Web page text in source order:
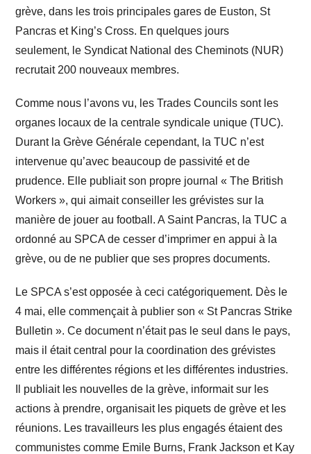
grève, dans les trois principales gares de Euston, St
Pancras et King’s Cross. En quelques jours
seulement, le Syndicat National des Cheminots (NUR)
recrutait 200 nouveaux membres.
Comme nous l’avons vu, les Trades Councils sont les
organes locaux de la centrale syndicale unique (TUC).
Durant la Grève Générale cependant, la TUC n’est
intervenue qu’avec beaucoup de passivité et de
prudence. Elle publiait son propre journal « The British
Workers », qui aimait conseiller les grévistes sur la
manière de jouer au football. A Saint Pancras, la TUC a
ordonné au SPCA de cesser d’imprimer en appui à la
grève, ou de ne publier que ses propres documents.
Le SPCA s’est opposée à ceci catégoriquement. Dès le
4 mai, elle commençait à publier son « St Pancras Strike
Bulletin ». Ce document n’était pas le seul dans le pays,
mais il était central pour la coordination des grévistes
entre les différentes régions et les différentes industries.
Il publiait les nouvelles de la grève, informait sur les
actions à prendre, organisait les piquets de grève et les
réunions. Les travailleurs les plus engagés étaient des
communistes comme Emile Burns, Frank Jackson et Kay